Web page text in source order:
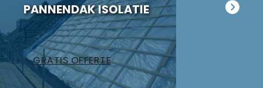
PANNENDAK ISOLATIE
GRATIS OFFERTE